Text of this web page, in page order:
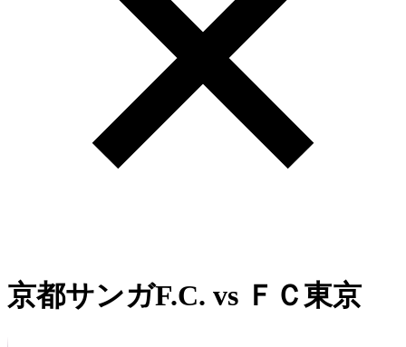
京都サンガF.C. vs ＦＣ東京